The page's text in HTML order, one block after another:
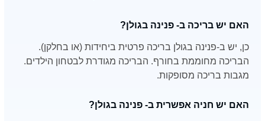
האם יש בריכה ב- פנינה בגולן?
כן, יש ב-פנינה בגולן בריכה פרטית ביחידות (או בחלקן).
הבריכה מחוממת בחורף. הבריכה מגודרת לבטחון הילדים.
מגבות בריכה מסופקות.
האם יש חניה אפשרית ב- פנינה בגולן?